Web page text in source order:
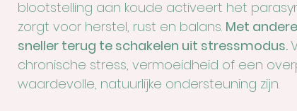
blootstelling aan koude activeert het
zorgt voor herstel, rust en balans. Met
sneller terug te schakelen uit stressmodus.
chronische stress, vermoeidheid of een
waardevolle, natuurlijke ondersteuning zijn.